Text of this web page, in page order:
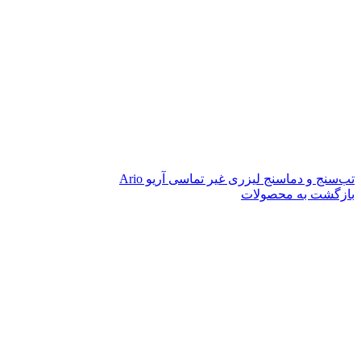
تب‌سنج و دماسنج لیزری غیر تماسی آریو Ario
بازگشت به محصولات